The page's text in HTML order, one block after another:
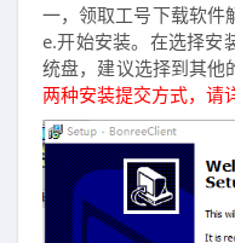
一，领取工号下载软件
e.开始安装。在选择安
统盘，建议选择到其他
两种安装提交方式，请